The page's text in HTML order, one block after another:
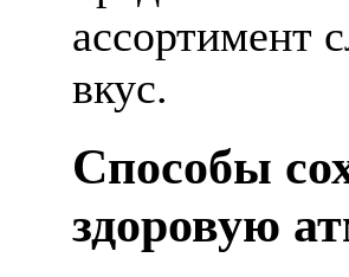
ассортимент
вкус.
Способы
здоровую